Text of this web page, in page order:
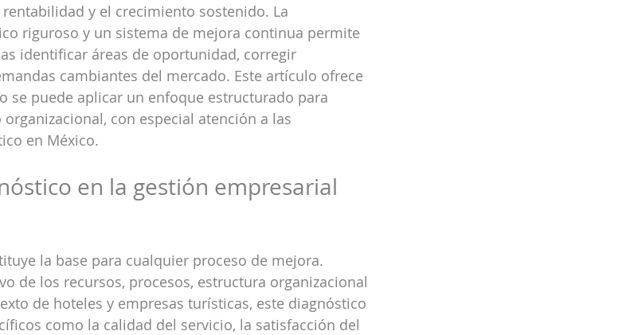
y el crecimiento sostenido. La
riguroso y un sistema de mejora continua permite
identificar áreas de oportunidad, corregir
cambiantes del mercado. Este artículo ofrece
se puede aplicar un enfoque estructurado para
con especial atención a las
en México.
en la gestión empresarial
la base para cualquier proceso de mejora.
de los recursos, procesos, estructura organizacional
de hoteles y empresas turísticas, este diagnóstico
como la calidad del servicio, la satisfacción del